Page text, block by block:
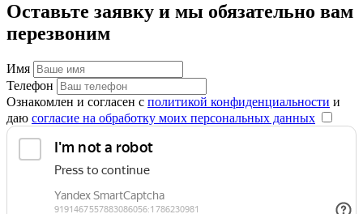
Оставьте заявку и мы обязательно вам
перезвоним
Имя
Телефон
Ознакомлен и согласен с политикой конфиденциальности и
даю согласие на обработку моих персональных данных